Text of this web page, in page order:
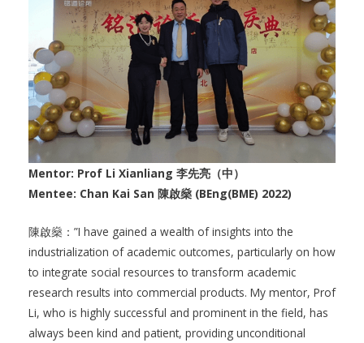
Mentor: Prof Li Xianliang 李先亮（中）
Mentee: Chan Kai San 陳啟燊 (BEng(BME) 2022)
陳啟燊：”I have gained a wealth of insights into the
industrialization of academic outcomes, particularly on how
to integrate social resources to transform academic
research results into commercial products. My mentor, Prof
Li, who is highly successful and prominent in the field, has
always been kind and patient, providing unconditional